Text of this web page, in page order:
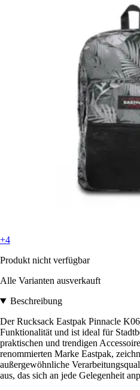
+4
Produkt nicht verfügbar
Alle Varianten ausverkauft
Beschreibung
Der Rucksack Eastpak Pinnacle
Funktionalität und ist ideal für
praktischen und trendigen
renommierten Marke Eastpak,
außergewöhnliche
aus, das sich an jede Gelegenheit